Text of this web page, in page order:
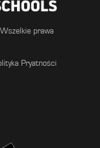
prawa
Pryatności